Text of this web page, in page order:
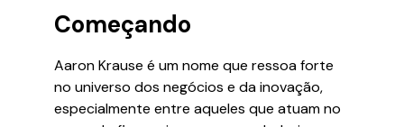
Começando
Aaron Krause é um nome que ressoa forte
no universo dos negócios e da inovação,
especialmente entre aqueles que atuam no